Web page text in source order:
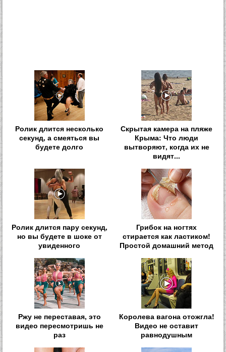
Ролик длится несколько
секунд, а смеяться вы
будете долго
Скрытая камера на пляже
Крыма: Что люди
вытворяют, когда их не
видят...
Ролик длится пару секунд,
но вы будете в шоке от
увиденного
Грибок на ногтях
стирается как ластиком!
Простой домашний метод
Ржу не переставая, это
видео пересмотришь не
раз
Королева вагона отожгла!
Видео не оставит
равнодушным